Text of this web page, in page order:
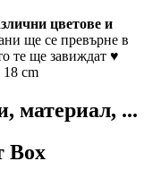
цветове и
ще се превърне в
те ще завиждат ♥
cm
материал, ...
Box